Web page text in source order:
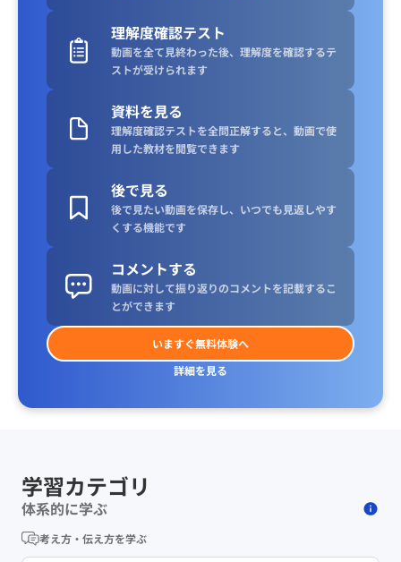
理解度確認テスト
動画を全て見終わった後、理解度を確認するテ
ストが受けられます
資料を見る
理解度確認テストを全問正解すると、動画で使
用した教材を閲覧できます
後で見る
後で見たい動画を保存し、いつでも見返しやす
くする機能です
コメントする
動画に対して振り返りのコメントを記載するこ
とができます
いますぐ無料体験へ
詳細を見る
学習カテゴリ
体系的に学ぶ
考え方・伝え方を学ぶ